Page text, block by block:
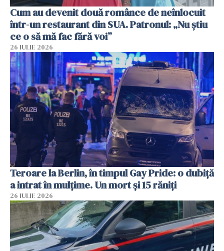
Cum au devenit două românce de neînlocuit
într-un restaurant din SUA. Patronul: „Nu știu
ce o să mă fac fără voi”
26 IULIE 2026
Teroare la Berlin, în timpul Gay Pride: o dubiță
a intrat în mulțime. Un mort și 15 răniți
26 IULIE 2026